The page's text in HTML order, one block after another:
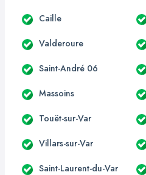
Caille
Valderoure
Saint-André 06
Massoins
Touët-sur-Var
Villars-sur-Var
Saint-Laurent-du-Var